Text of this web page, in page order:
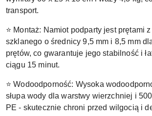
transport.
⭐ Montaż: Namiot podparty jest prętami z
szklanego o średnicy 9,5 mm i 8,5 mm
prętów, co gwarantuje jego stabilność i
ciągu 15 minut.
⭐ Wodoodporność: Wysoka
słupa wody dla warstwy wierzchniej i
PE - skutecznie chroni przed wilgocią i